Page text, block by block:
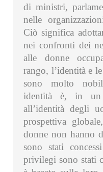
di ministri,
nelle
Ciò significa
nei confronti dei
alle donne
rango, l’identità e
sono molto
identità è, in un
all’identità degli
prospettiva
donne non hanno
sono stati
privilegi sono stati